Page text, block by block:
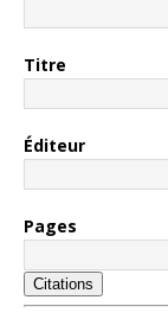
Titre
Éditeur
Pages
Citations